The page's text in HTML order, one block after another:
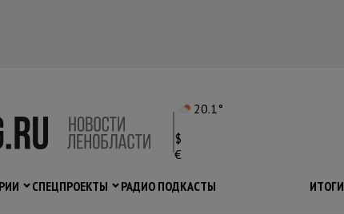
20.1°
$
€
СПЕЦПРОЕКТЫ РАДИО ПОДКАСТЫ ИТОГИ